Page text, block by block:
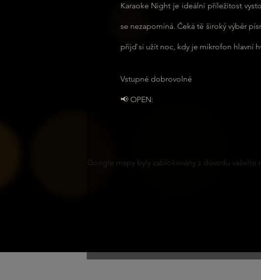
Karaoke Night je ideální příležitost
se nezapomíná. Čeká tě široký výběr
přijď si užít noc, kdy je mikrofon hlavní
Vstupné dobrovolné
📢 OPEN:
Google mapy byly zablokovány z důvodu